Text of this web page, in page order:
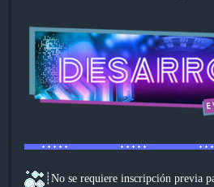
┊No se requiere inscripción previa